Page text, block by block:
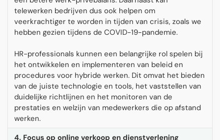
telewerken bedrijven dus ook helpen om
veerkrachtiger te worden in tijden van crisis, zoals we
hebben gezien tijdens de COVID-19-pandemie.
HR-professionals kunnen een belangrijke rol spelen bij
het ontwikkelen en implementeren van beleid en
procedures voor hybride werken. Dit omvat het bieden
van de juiste technologie en tools, het vaststellen van
duidelijke richtlijnen en het monitoren van de
prestaties en welzijn van medewerkers die op afstand
werken.
4. Focus op online verkoop en dienstverlening